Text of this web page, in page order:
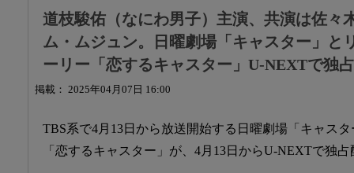
道枝駿佑（なにわ男子）主演、共演は佐々
ム・ムジュン。日曜劇場「キャスター」と
ーリー「恋するキャスター」U-NEXTで独
掲載： 2025年04月07日 16:00
TBS系で4月13日から放送開始する日曜劇場「キャス
「恋するキャスター」が、4月13日からU-NEXTで独